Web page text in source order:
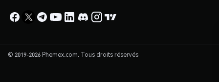
© 2019-2026 Phemex.com. Tous droits réservés